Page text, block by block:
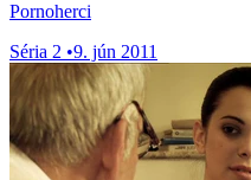
Pornoherci
Séria 2 •9. jún 2011